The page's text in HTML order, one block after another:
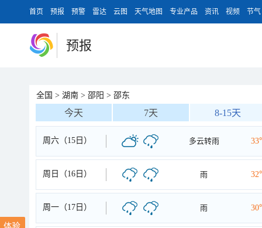
首页 预报 预警 雷达 云图 天气地图 专业产品 资讯 视频 节气
预报
全国 > 湖南 > 邵阳 > 邵东
今天 7天 8-15天
周六（15日） 多云转雨
周日（16日） 雨
周一（17日） 雨